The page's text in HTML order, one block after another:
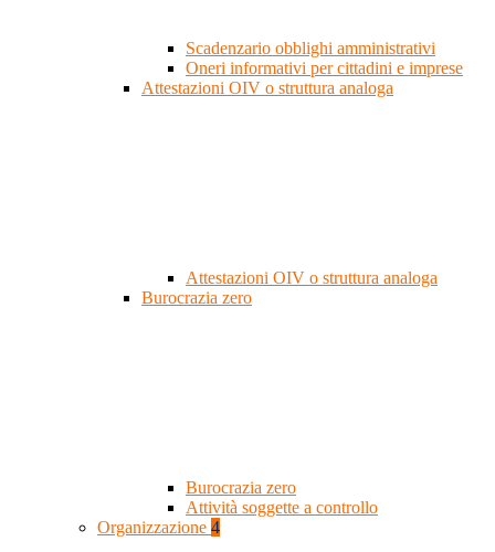
Scadenzario obblighi amministrativi
Oneri informativi per cittadini e imprese
Attestazioni OIV o struttura analoga
Attestazioni OIV o struttura analoga
Burocrazia zero
Burocrazia zero
Attività soggette a controllo
Organizzazione 4